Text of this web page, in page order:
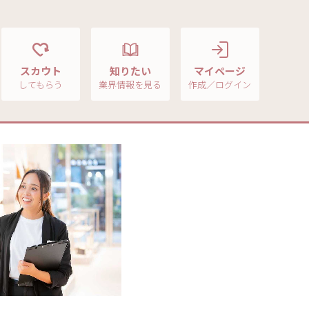
スカウト
してもらう
知りたい
業界情報を見る
マイページ
作成／ログイン